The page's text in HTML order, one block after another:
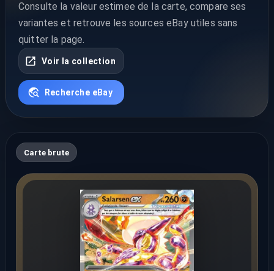
Consulte la valeur estimee de la carte, compare ses
variantes et retrouve les sources eBay utiles sans
quitter la page.
Voir la collection
Recherche eBay
Carte brute